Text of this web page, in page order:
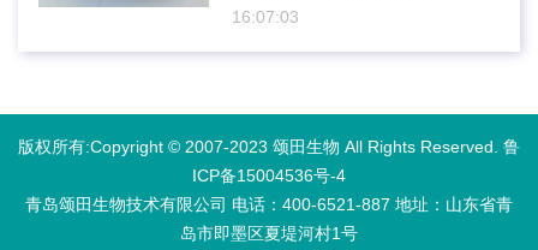
有增强作物生长、促进植物根系
16:07:03
版权所有:Copyright © 2007-2023 颂田生物 All Rights Reserved. 鲁
ICP备15004536号-4
青岛颂田生物技术有限公司 电话：400-6521-887​ 地址：山东省青
岛市即墨区夏堤河村1号